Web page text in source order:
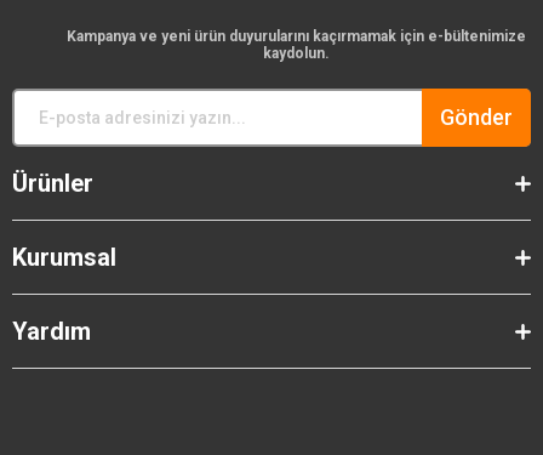
Kampanya ve yeni ürün duyurularını kaçırmamak için e-bültenimize
kaydolun.
Gönder
Ürünler
Kurumsal
Yardım